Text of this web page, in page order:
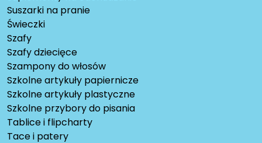
Suszarki na pranie
Świeczki
Szafy
Szafy dziecięce
Szampony do włosów
Szkolne artykuły papiernicze
Szkolne artykuły plastyczne
Szkolne przybory do pisania
Tablice i flipcharty
Tace i patery